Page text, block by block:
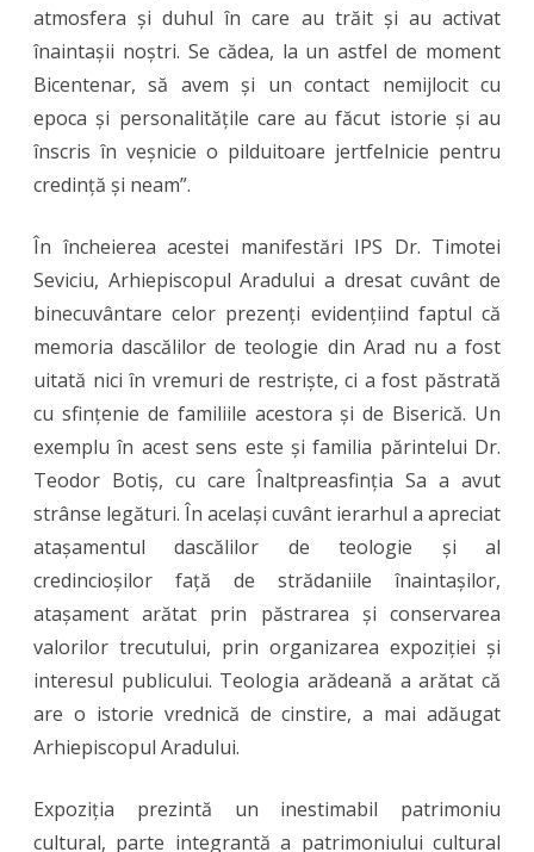
atmosfera și duhul în care au trăit și au activat
înaintașii noștri. Se cădea, la un astfel de moment
Bicentenar, să avem și un contact nemijlocit cu
epoca și personalitățile care au făcut istorie și au
înscris în veșnicie o pilduitoare jertfelnicie pentru
credință și neam”.
În încheierea acestei manifestări IPS Dr. Timotei
Seviciu, Arhiepiscopul Aradului a dresat cuvânt de
binecuvântare celor prezenți evidențiind faptul că
memoria dascălilor de teologie din Arad nu a fost
uitată nici în vremuri de restriște, ci a fost păstrată
cu sfințenie de familiile acestora și de Biserică. Un
exemplu în acest sens este și familia părintelui Dr.
Teodor Botiș, cu care Înaltpreasfinția Sa a avut
strânse legături. În același cuvânt ierarhul a apreciat
atașamentul dascălilor de teologie și al
credincioșilor față de strădaniile înaintașilor,
atașament arătat prin păstrarea și conservarea
valorilor trecutului, prin organizarea expoziției și
interesul publicului. Teologia arădeană a arătat că
are o istorie vrednică de cinstire, a mai adăugat
Arhiepiscopul Aradului.
Expoziția prezintă un inestimabil patrimoniu
cultural, parte integrantă a patrimoniului cultural